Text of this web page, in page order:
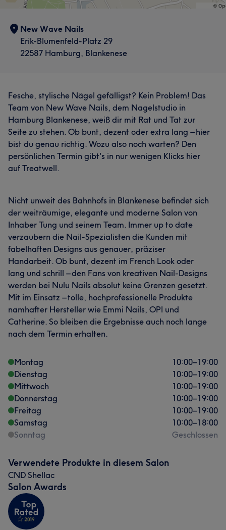
Talentiert 14
Was unsere Kunden über Mitarbeiter2 sagen
Professionell 28 Freundlich
Was unsere Kunden über Mitarbeiter3 sagen
Kompetent 15 Professionell 12 Freundlich 10
Professionell 5
New Wave Nails
Erik-Blumenfeld-Platz 29
22587 Hamburg, Blankenese
Fesche, stylische Nägel gefälligst? Kein Problem! Das
Team von New Wave Nails, dem Nagelstudio in
Hamburg Blankenese, weiß dir mit Rat und Tat zur
Seite zu stehen. Ob bunt, dezent oder extra lang – hier
bist du genau richtig. Wozu also noch warten? Den
persönlichen Termin gibt's in nur wenigen Klicks hier
auf Treatwell.
Nicht unweit des Bahnhofs in Blankenese befindet sich
der weiträumige, elegante und moderne Salon von
Inhaber Tung und seinem Team. Immer up to date
verzaubern die Nail-Spezialisten die Kunden mit
fabelhaften Designs aus genauer, präziser
Handarbeit. Ob bunt, dezent im French Look oder
lang und schrill – den Fans von kreativen Nail-Designs
werden bei Nulu Nails absolut keine Grenzen gesetzt.
Mit im Einsatz – tolle, hochprofessionelle Produkte
namhafter Hersteller wie Emmi Nails, OPI und
Catherine. So bleiben die Ergebnisse auch noch lange
nach dem Termin erhalten.
Montag 10:00–19:00
Dienstag
10:00–19:00
Mittwoch
10:00–19:00
Donnerstag
10:00–19:00
Freitag
10:00–19:00
Samstag
10:00–18:00
Sonntag
Geschlossen
Verwendete Produkte in diesem Salon
CND Shellac
Salon Awards